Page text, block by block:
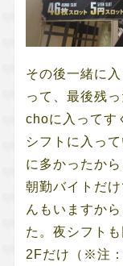
その後一緒に
って、最後残
choに入ってす
シフトに入っ
に多かったか
朝勤バイトだ
んもいますか
た。夜シフト
2Fだけ（※注